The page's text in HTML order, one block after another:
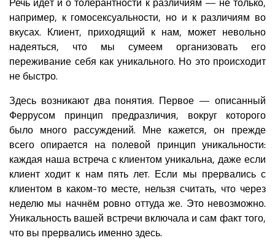
например, к гомосексуальности, но и к различиям во
вкусах. Клиент, приходящий к нам, может невольно
надеяться, что мы сумеем организовать его
переживание себя как уникального. Но это происходит
не быстро.
Здесь возникают два понятия. Первое — описанный
Феррусом принцип предразличия, вокруг которого
было много рассуждений. Мне кажется, он прежде
всего опирается на полевой принцип уникальности:
каждая наша встреча с клиентом уникальна, даже если
клиент ходит к нам пять лет. Если мы прервались с
клиентом в каком-то месте, нельзя считать, что через
неделю мы начнём ровно оттуда же. Это невозможно.
Уникальность вашей встречи включала и сам факт того,
что вы прервались именно здесь.